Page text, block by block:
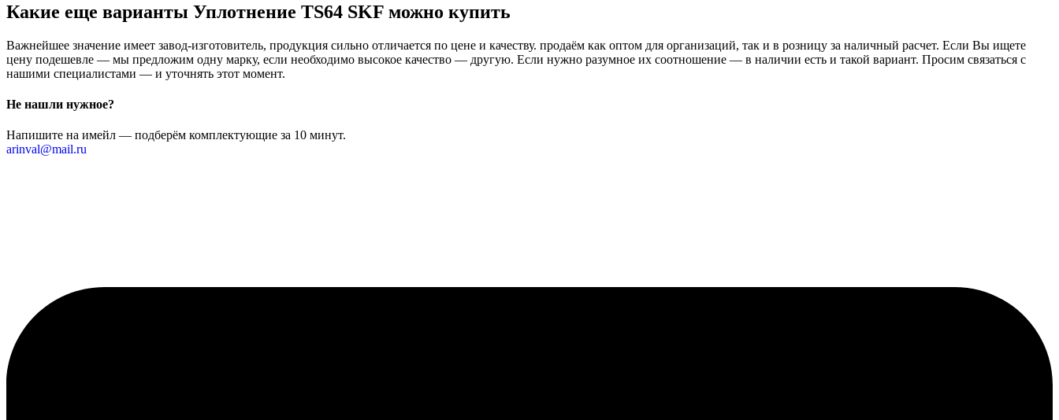
Какие еще варианты Уплотнение TS64 SKF можно купить
Важнейшее значение имеет завод-изготовитель, продукция сильно отличается по цене и качеству. продаём как оптом для организаций, так и в розницу за наличный расчет. Если Вы ищете
цену подешевле — мы предложим одну марку, если необходимо высокое качество — другую. Если нужно разумное их соотношение — в наличии есть и такой вариант. Просим связаться с
нашими специалистами — и уточнять этот момент.
Не нашли нужное?
Напишите на имейл — подберём комплектующие за 10 минут.
arinval@mail.ru